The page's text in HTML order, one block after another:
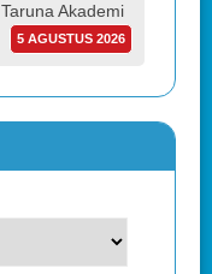
Akademi
5 AGUSTUS 2026